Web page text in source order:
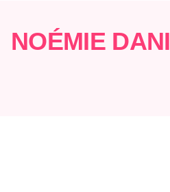
NOÉMIE DANI